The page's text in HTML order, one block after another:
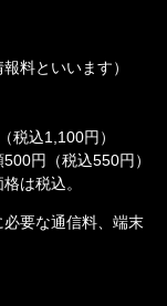
料といいます）
税込1,100円）
円（税込550円）
は税込。
要な通信料、端末